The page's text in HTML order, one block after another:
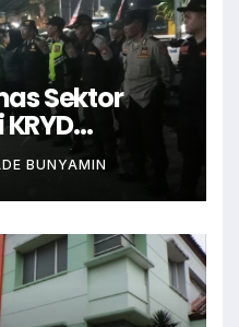
Sektor
TNI-Polri,
Demi
Dan
BUNYAMIN